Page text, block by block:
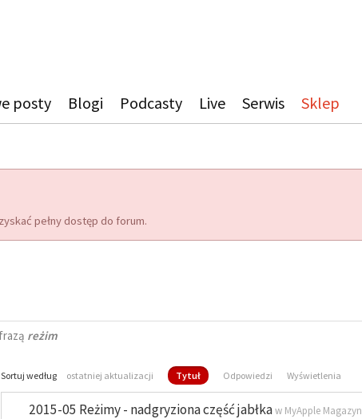
posty Blogi Podcasty Live Serwis Sklep
pełny dostęp do forum.
reżim
Sortuj według ostatniej aktualizacji Tytuł Odpowiedzi Wyświetlenia
2015-05 Reżimy - nadgryziona część jabłkaw MyApple Magazyn